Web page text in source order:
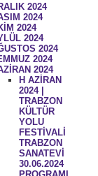
2024
2024
2024
2024
2024
2024
2024
H AZİRAN
2024 |
TRABZON
KÜLTÜR
YOLU
FESTİVALİ
TRABZON
SANATEVİ
30.06.2024